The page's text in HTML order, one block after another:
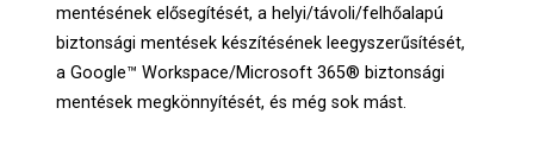
mentésének elősegítését, a helyi/távoli/felhőalapú
biztonsági mentések készítésének leegyszerűsítését,
a Google™ Workspace/Microsoft 365® biztonsági
mentések megkönnyítését, és még sok mást.